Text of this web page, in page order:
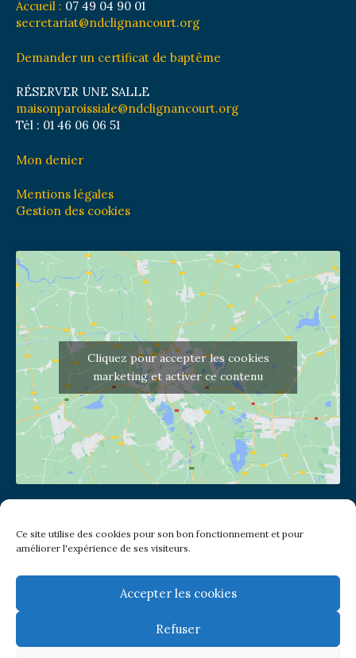
Ce site utilise des cookies pour son bon fonctionnement et pour
améliorer l'expérience de ses visiteurs.
Accepter les cookies
Refuser
Accueil : 07 49 04 90 01
secretariat@ndclignancourt.org
Demander un certificat de baptême
RÉSERVER UNE SALLE
maisonparoissiale@ndclignancourt.org
Tél : 01 46 06 06 51
Mon denier
Mentions légales
Gestion des cookies
Cliquez pour accepter les cookies
marketing et activer ce contenu
(pas de courrier à cette adresse)
2 place Jules Joffrin - 75018
Metro: Jules Joffrin ou Simplon
Bus : Mairie du XVIII
Newsletter